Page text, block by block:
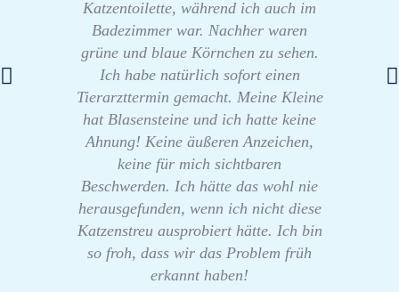
Katzentoilette, während ich auch im
Badezimmer war. Nachher waren
grüne und blaue Körnchen zu sehen.
Ich habe natürlich sofort einen
Tierarzttermin gemacht. Meine Kleine
hat Blasensteine und ich hatte keine
Ahnung! Keine äußeren Anzeichen,
keine für mich sichtbaren
Beschwerden. Ich hätte das wohl nie
herausgefunden, wenn ich nicht diese
Katzenstreu ausprobiert hätte. Ich bin
so froh, dass wir das Problem früh
erkannt haben!